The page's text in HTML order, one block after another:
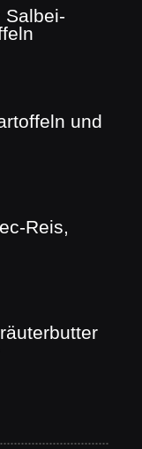
Salbei-
und
Reis,